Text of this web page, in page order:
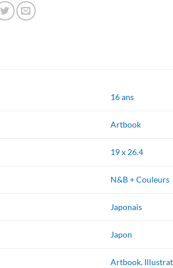
16 ans
Artbook
19 x 26.4
N&B + Couleurs
Japonais
Japon
Artbook,